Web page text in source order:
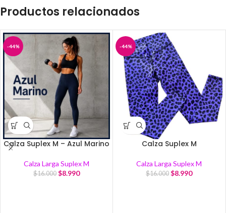
Productos relacionados
-44%
Calza Suplex M – Azul Marino
Calza Larga Suplex M
$16.000 $8.990
-44%
Calza Suplex M
Calza Larga Suplex M
$16.000 $8.990